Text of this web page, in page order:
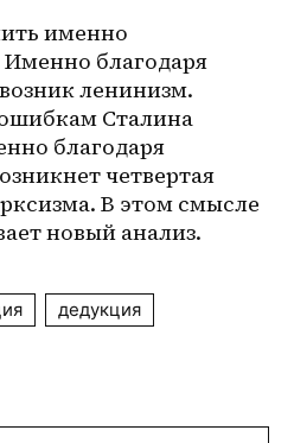
именно
Именно благодаря
ленинизм.
Сталина
благодаря
четвертая
В этом смысле
новый анализ.
дедукция